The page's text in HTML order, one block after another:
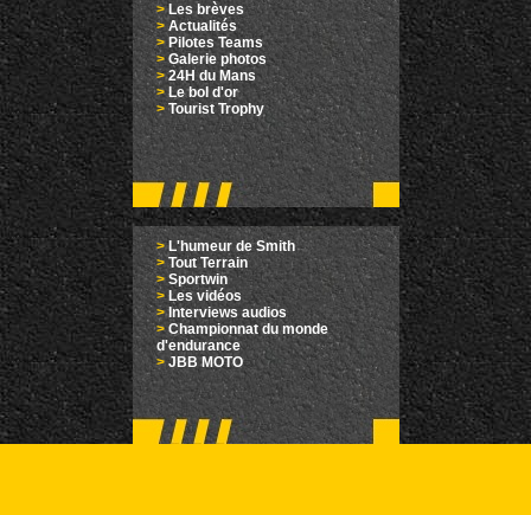
>Les brèves
> Actualités
> Pilotes Teams
>Galerie photos
>24H du Mans
>Le bol d'or
> Tourist Trophy
>L'humeur de Smith
> Tout Terrain
> Sportwin
> Les vidéos
> Interviews audios
>Championnat du monde
d'endurance
> JBB MOTO